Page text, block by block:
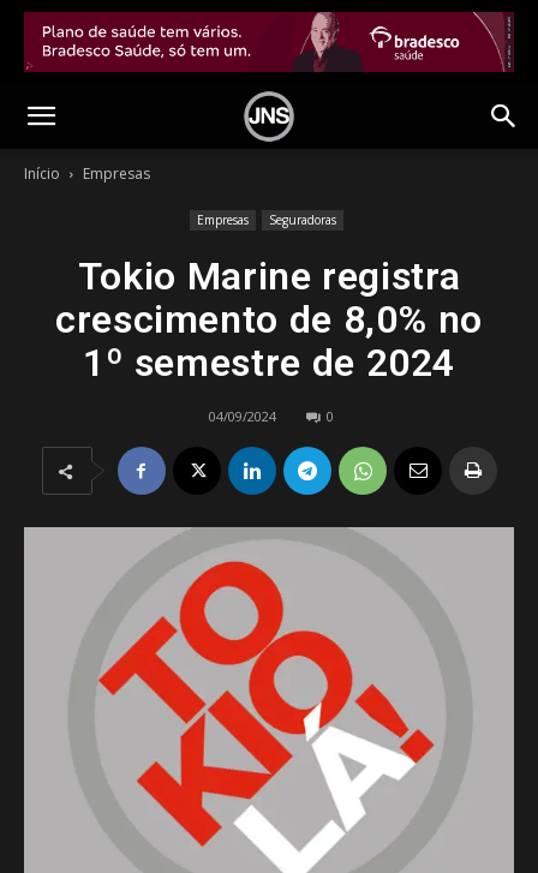
Início Empresas
Empresas Seguradoras
Tokio Marine registra
crescimento de 8,0% no
1º semestre de 2024
04/09/2024 0